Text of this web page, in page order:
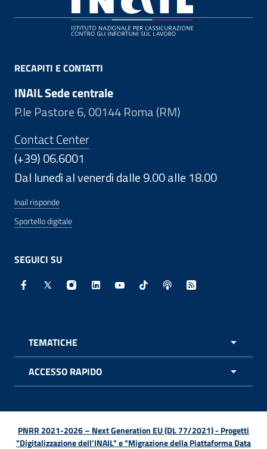
RECAPITI E CONTATTI
INAIL Sede centrale
P.le Pastore 6, 00144 Roma (RM)
Contact Center
(+39) 06.6001
Dal lunedì al venerdì dalle 9.00 alle 18.00
Inail risponde
Sportello digitale
SEGUICI SU
Facebook - Sito esterno - Apertura in nuova finestra
X - Sito esterno - Apertura in nuova finestra
Instagram - Sito esterno - Apertura in
Linkedin - Sito esterno - Apertura in
Youtube - Sito esterno -
TikTok - Sito esterno -
Spreaker - Sito
Feed RSS -
TEMATICHE
ACCESSO RAPIDO
PNRR 2021-2026 – Next Generation EU (DL 77/2021) - Progetti
"Digitalizzazione dell’INAIL" e "Migrazione della Piattaforma Data